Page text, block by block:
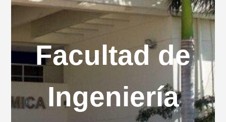
Facultad de
Ingeniería